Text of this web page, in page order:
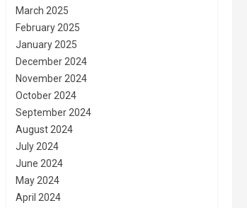
March 2025
February 2025
January 2025
December 2024
November 2024
October 2024
September 2024
August 2024
July 2024
June 2024
May 2024
April 2024